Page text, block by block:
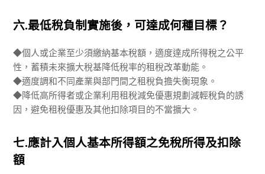
六.最低稅負制實施後，可達成何種目標？
◆個人或企業至少須繳納基本稅額，適度達成所得稅之公平
性，蓄積未來擴大稅基降低稅率的租稅改革動能。
◆適度調和不同產業與部門間之租稅負擔失衡現象。
◆降低高所得者或企業利用租稅減免優惠規劃減輕稅負的誘
因，避免租稅優惠及其他扣除項目的不當擴大。
七.應計入個人基本所得額之免稅所得及扣除
額